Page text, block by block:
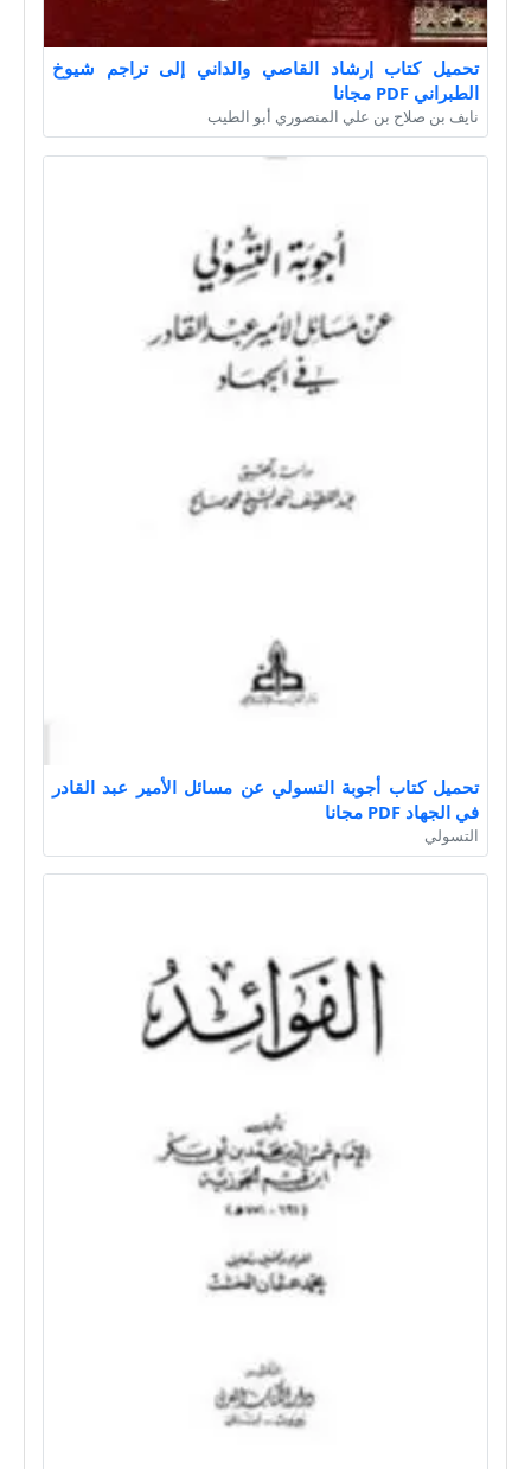
تحميل كتاب إرشاد القاصي والداني إلى تراجم شيوخ
الطبراني PDF مجانا
نايف بن صلاح بن علي المنصوري أبو الطيب
تحميل كتاب أجوبة التسولي عن مسائل الأمير عبد القادر
في الجهاد PDF مجانا
التسولي